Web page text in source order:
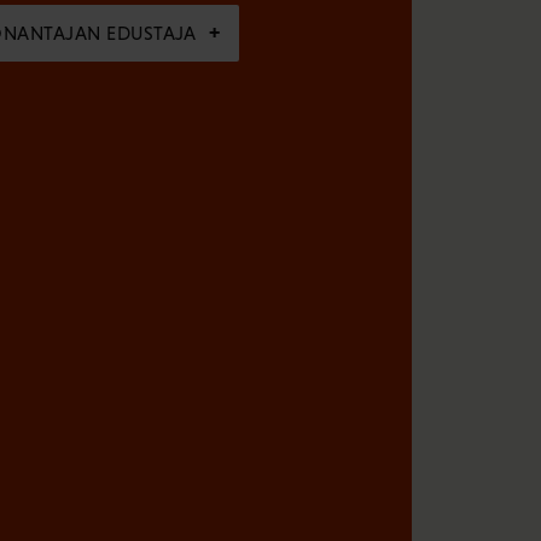
EDUSTAJA